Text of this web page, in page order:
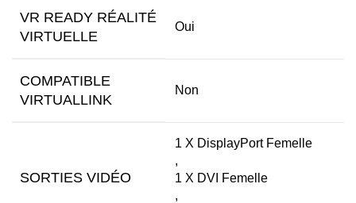
VR READY RÉALITÉ
VIRTUELLE
Oui
COMPATIBLE
VIRTUALLINK
Non
SORTIES VIDÉO
1 X DisplayPort Femelle
,
1 X DVI Femelle
,